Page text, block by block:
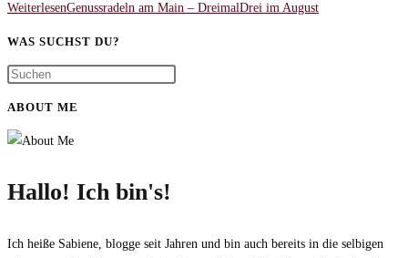
WeiterlesenGenussradeln am Main – DreimalDrei im August
WAS SUCHST DU?
ABOUT ME
Hallo! Ich bin's!
Ich heiße Sabiene, blogge seit Jahren und bin auch bereits in die selbigen